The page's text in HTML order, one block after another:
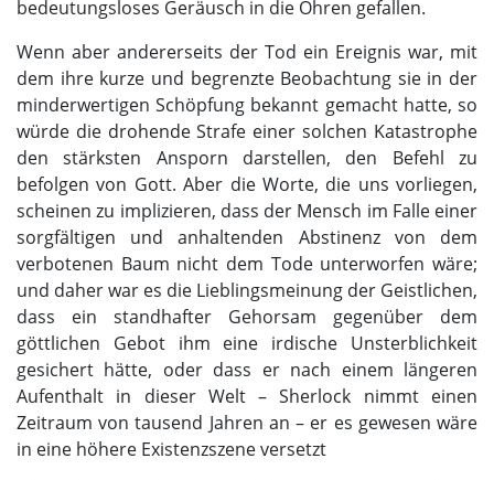
bedeutungsloses Geräusch in die Ohren gefallen.
Wenn aber andererseits der Tod ein Ereignis war, mit
dem ihre kurze und begrenzte Beobachtung sie in der
minderwertigen Schöpfung bekannt gemacht hatte, so
würde die drohende Strafe einer solchen Katastrophe
den stärksten Ansporn darstellen, den Befehl zu
befolgen von Gott. Aber die Worte, die uns vorliegen,
scheinen zu implizieren, dass der Mensch im Falle einer
sorgfältigen und anhaltenden Abstinenz von dem
verbotenen Baum nicht dem Tode unterworfen wäre;
und daher war es die Lieblingsmeinung der Geistlichen,
dass ein standhafter Gehorsam gegenüber dem
göttlichen Gebot ihm eine irdische Unsterblichkeit
gesichert hätte, oder dass er nach einem längeren
Aufenthalt in dieser Welt – Sherlock nimmt einen
Zeitraum von tausend Jahren an – er es gewesen wäre
in eine höhere Existenzszene versetzt